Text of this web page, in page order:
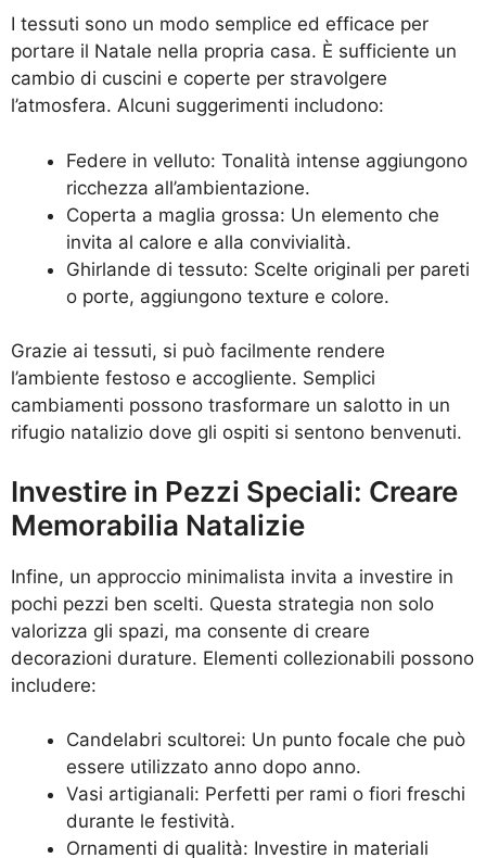
I tessuti sono un modo semplice ed efficace per
portare il Natale nella propria casa. È sufficiente un
cambio di cuscini e coperte per stravolgere
l’atmosfera. Alcuni suggerimenti includono:
Federe in velluto: Tonalità intense aggiungono
ricchezza all’ambientazione.
Coperta a maglia grossa: Un elemento che
invita al calore e alla convivialità.
Ghirlande di tessuto: Scelte originali per pareti
o porte, aggiungono texture e colore.
Grazie ai tessuti, si può facilmente rendere
l’ambiente festoso e accogliente. Semplici
cambiamenti possono trasformare un salotto in un
rifugio natalizio dove gli ospiti si sentono benvenuti.
Investire in Pezzi Speciali: Creare
Memorabilia Natalizie
Infine, un approccio minimalista invita a investire in
pochi pezzi ben scelti. Questa strategia non solo
valorizza gli spazi, ma consente di creare
decorazioni durature. Elementi collezionabili possono
includere:
Candelabri scultorei: Un punto focale che può
essere utilizzato anno dopo anno.
Vasi artigianali: Perfetti per rami o fiori freschi
durante le festività.
Ornamenti di qualità: Investire in materiali